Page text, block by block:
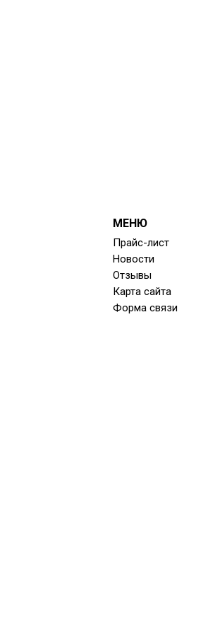
МЕНЮ
Прайс-лист
Новости
Отзывы
Карта сайта
Форма связи